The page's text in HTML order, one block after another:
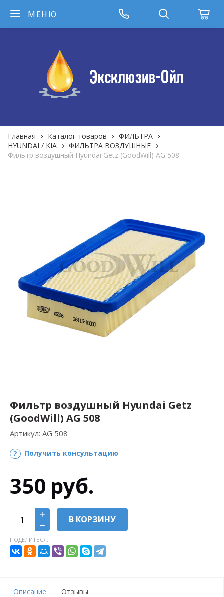
МЕНЮ
Главная Каталог товаров
ФИЛЬТРА
HYUNDAI / KIA
ФИЛЬТРА ВОЗДУШНЫЕ
Фильтр воздушный Hyundai Getz (GoodWill) AG 508
Фильтр воздушный Hyundai Getz
(GoodWill) AG 508
Артикул: AG 508
Получить консультацию
350 руб.
В КОРЗИНУ
ПОДЕЛИТЬСЯ:
Описание Отзывы